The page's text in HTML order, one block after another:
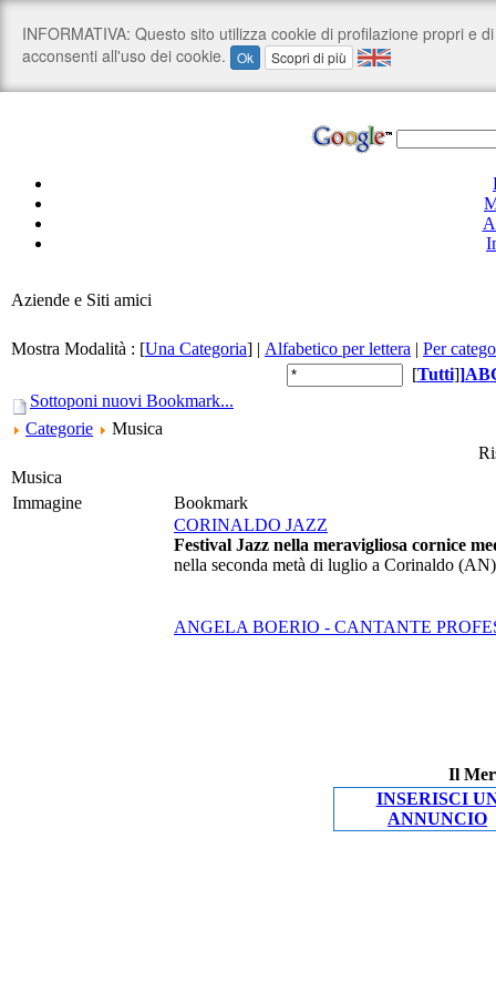
Aziende e Siti amici
Mostra Modalità : [Una Categoria] | Alfabetico per lettera | Per
[Tutti]]AB
Sottoponi nuovi Bookmark...
Categorie
Musica
Musica
Immagine
Bookmark
CORINALDO JAZZ
Festival Jazz nella meravigliosa cornice
nella seconda metà di luglio a Corinaldo (AN)
ANGELA BOERIO - CANTANTE
Il
INSERISCI
ANNUNCIO